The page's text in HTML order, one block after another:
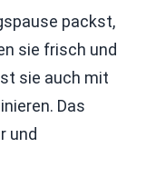
packst,
sie frisch und
sie auch mit
Das
und